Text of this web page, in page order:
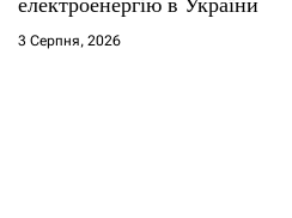
3 Серпня, 2026